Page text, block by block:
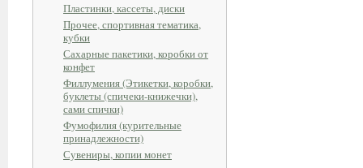
Пластинки, кассеты, диски
Прочее, спортивная тематика,
кубки
Сахарные пакетики, коробки от
конфет
Филлумения (Этикетки, коробки,
буклеты (спичеки-книжечки),
сами спички)
Фумофилия (курительные
принадлежности)
Сувениры, копии монет